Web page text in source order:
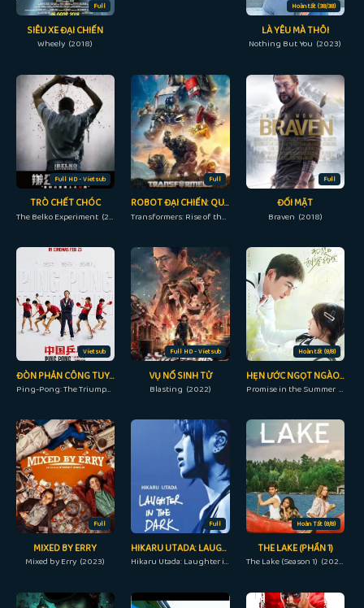
Full
SIÊU XE ĐẠI CHIẾN
Wheely (2018)
Hoàn tất (38/38)
LÀ YÊU MÀ THÔI
Nothing But You (2023)
Full HD - Vietsub
TRÒ CHẾT CHÓC
The Belko Experiment (2016)
Full
ROBOT ĐẠI CHIẾN: QUÁI THÚ TRỖI DẬY
Transformers: Rise of the Beasts (2023)
Full
ĐỐI MẶT
Braven (2018)
Vietsub
ĐÒN PHẢN CÔNG TUYỆT ĐỈNH
Ping-Pong: The Triumph (2023)
Full HD - Vietsub
VỤ NỔ SINH TỬ
Blasting (2022)
Hoàn tất (8/8)
HẸN ƯỚC NGỌT NGÀO ĐẦU HẠ
Promise in the Summer (2023)
Full
MIXED BY ERRY
Mixed by Erry (2023)
Full
HIKARU UTADA: LAUGHTER IN THE DARK TOUR 2018
Hikaru Utada: Laughter in the Dark Tour 2018 (2019)
Hoàn Tất (8/8)
THE LAKE (PHẦN 1)
The Lake (Season 1) (2022)